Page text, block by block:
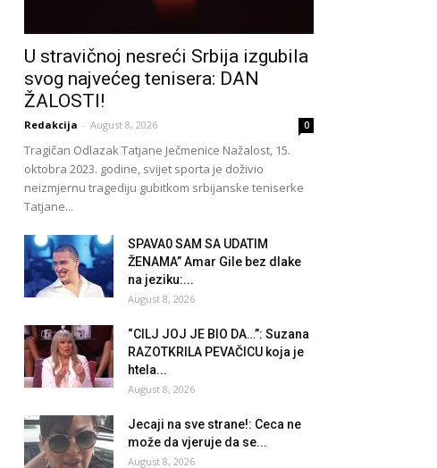
U stravičnoj nesreći Srbija izgubila
svog najvećeg tenisera: DAN
ŽALOSTI!
Redakcija - August 8, 2026 0
Tragičan Odlazak Tatjane Ječmenice Nažalost, 15.
oktobra 2023. godine, svijet sporta je doživio
neizmjernu tragediju gubitkom srbijanske teniserke
Tatjane...
SPAVA0 SAM SA UDATIM
ŽENAMA” Amar Gile bez dlake
na jeziku:...
August 8, 2026
“CILJ JOJ JE BIO DA…”: Suzana
RAZOTKRILA PEVAČICU koja je
htela...
August 8, 2026
Jecaji na sve strane!: Ceca ne
može da vjeruje da se...
August 8, 2026